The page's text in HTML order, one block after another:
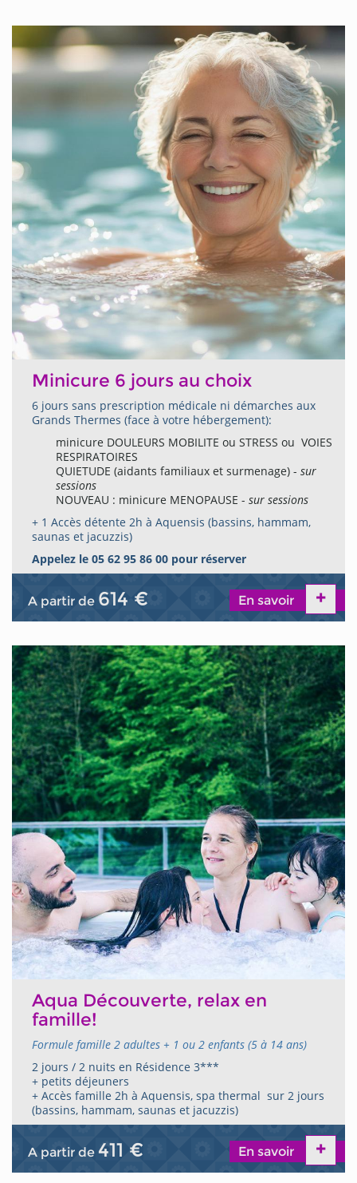
Minicure 6 jours au choix
6 jours sans prescription médicale ni démarches aux
Grands Thermes (face à votre hébergement):
minicure DOULEURS MOBILITE ou STRESS ou VOIES
RESPIRATOIRES
QUIETUDE (aidants familiaux et surmenage) - sur
sessions
NOUVEAU : minicure MENOPAUSE - sur sessions
+ 1 Accès détente 2h à Aquensis (bassins, hammam,
saunas et jacuzzis)
Appelez le 05 62 95 86 00 pour réserver
A partir de 614 € En savoir
Aqua Découverte, relax en
famille!
Formule famille 2 adultes + 1 ou 2 enfants (5 à 14 ans)
2 jours / 2 nuits en Résidence 3***
+ petits déjeuners
+ Accès famille 2h à Aquensis, spa thermal sur 2 jours
(bassins, hammam, saunas et jacuzzis)
A partir de 411 € En savoir